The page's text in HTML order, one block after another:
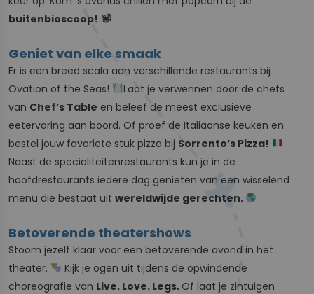
buitenbioscoop!
Geniet van elke smaak
Er is een breed scala aan verschillende restaurants bij
Ovation of the Seas!
Laat je verwennen door de chefs
van Chef’s Table en beleef de meest exclusieve
eetervaring aan boord. Of proef de Italiaanse keuken en
bestel jouw favoriete stuk pizza bij Sorrento’s Pizza!
Naast de specialiteitenrestaurants kun je in de
hoofdrestaurants iedere dag genieten van een wisselend
menu die bestaat uit wereldwijde gerechten.
Betoverende theatershows
Stoom jezelf klaar voor een betoverende avond in het
theater.
Kijk je ogen uit tijdens de opwindende
choreografie van Live. Love. Legs. Of laat je zintuigen